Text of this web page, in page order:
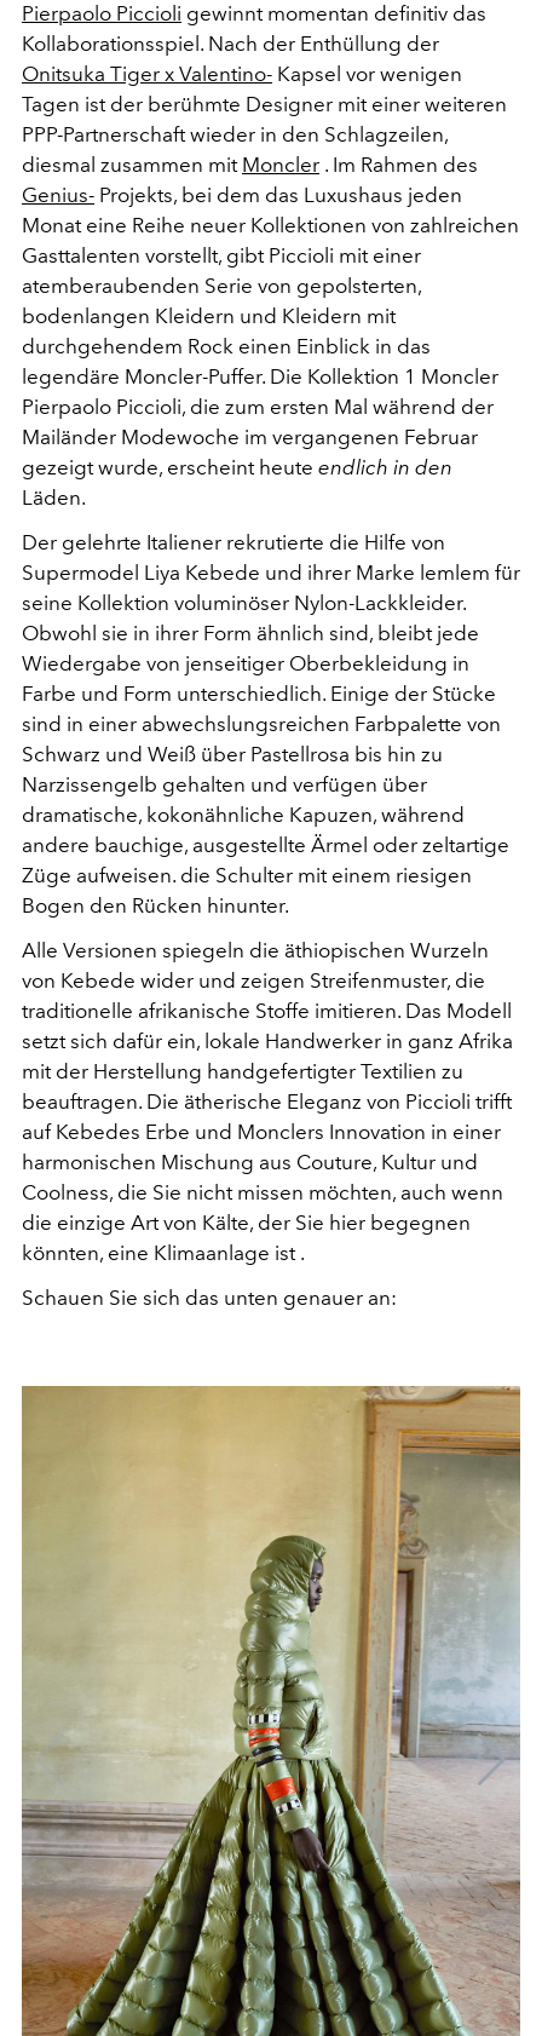
Pierpaolo Piccioli gewinnt momentan definitiv das
Kollaborationsspiel. Nach der Enthüllung der
Onitsuka Tiger x Valentino- Kapsel vor wenigen
Tagen ist der berühmte Designer mit einer weiteren
PPP-Partnerschaft wieder in den Schlagzeilen,
diesmal zusammen mit Moncler . Im Rahmen des
Genius- Projekts, bei dem das Luxushaus jeden
Monat eine Reihe neuer Kollektionen von zahlreichen
Gasttalenten vorstellt, gibt Piccioli mit einer
atemberaubenden Serie von gepolsterten,
bodenlangen Kleidern und Kleidern mit
durchgehendem Rock einen Einblick in das
legendäre Moncler-Puffer. Die Kollektion 1 Moncler
Pierpaolo Piccioli, die zum ersten Mal während der
Mailänder Modewoche im vergangenen Februar
gezeigt wurde, erscheint heute endlich in den
Läden.
Der gelehrte Italiener rekrutierte die Hilfe von
Supermodel Liya Kebede und ihrer Marke lemlem für
seine Kollektion voluminöser Nylon-Lackkleider.
Obwohl sie in ihrer Form ähnlich sind, bleibt jede
Wiedergabe von jenseitiger Oberbekleidung in
Farbe und Form unterschiedlich. Einige der Stücke
sind in einer abwechslungsreichen Farbpalette von
Schwarz und Weiß über Pastellrosa bis hin zu
Narzissengelb gehalten und verfügen über
dramatische, kokonähnliche Kapuzen, während
andere bauchige, ausgestellte Ärmel oder zeltartige
Züge aufweisen. die Schulter mit einem riesigen
Bogen den Rücken hinunter.
Alle Versionen spiegeln die äthiopischen Wurzeln
von Kebede wider und zeigen Streifenmuster, die
traditionelle afrikanische Stoffe imitieren. Das Modell
setzt sich dafür ein, lokale Handwerker in ganz Afrika
mit der Herstellung handgefertigter Textilien zu
beauftragen. Die ätherische Eleganz von Piccioli trifft
auf Kebedes Erbe und Monclers Innovation in einer
harmonischen Mischung aus Couture, Kultur und
Coolness, die Sie nicht missen möchten, auch wenn
die einzige Art von Kälte, der Sie hier begegnen
könnten, eine Klimaanlage ist .
Schauen Sie sich das unten genauer an: